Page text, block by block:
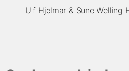
Ulf Hjelmar Sune Welling